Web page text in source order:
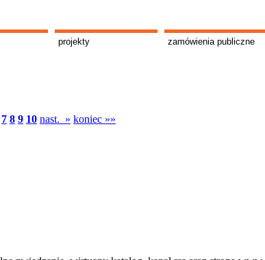
projekty zamówienia publiczne
7 8 9 10 nast. » koniec »»